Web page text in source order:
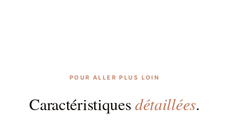
POUR ALLER PLUS LOIN
Caractéristiquesdétaillées.